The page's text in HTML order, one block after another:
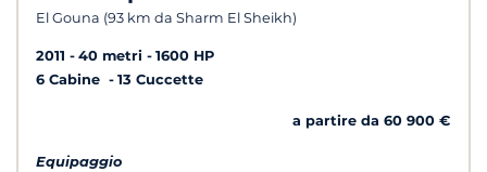
El Gouna (93 km da Sharm El Sheikh)
2011 40 metri
1600 HP
6 Cabine
13 Cuccette
a partire da 60 900 €
Equipaggio